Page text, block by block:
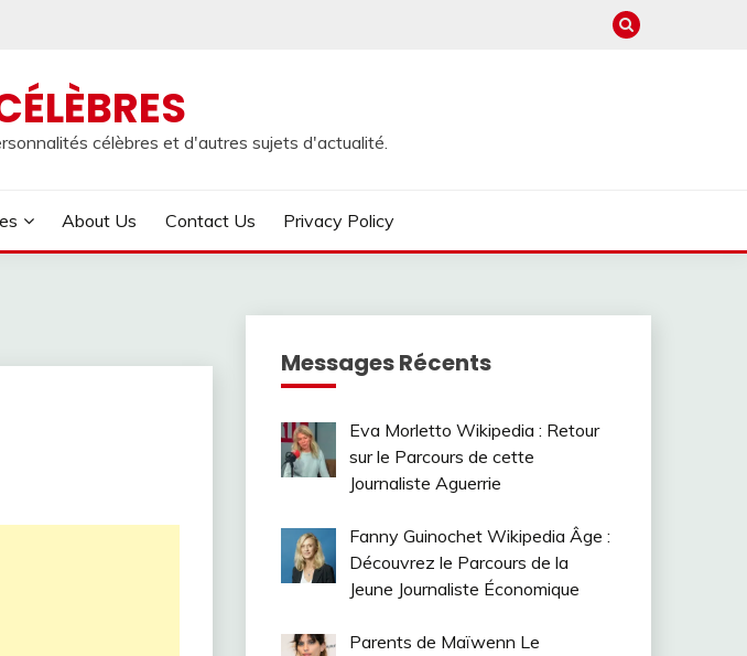
célèbres et d'autres sujets d'actualité.
About Us Contact Us Privacy Policy
Messages Récents
Eva Morletto Wikipedia : Retour
sur le Parcours de cette
Journaliste Aguerrie
Fanny Guinochet Wikipedia Âge :
Découvrez le Parcours de la
Jeune Journaliste Économique
Parents de Maïwenn Le